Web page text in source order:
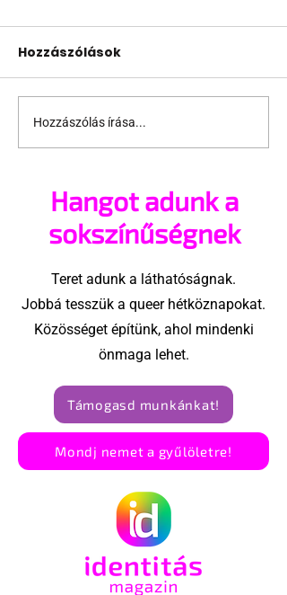
Jonathan Bailey új
szerepben tér vissza
Hozzászólások
Hozzászólás írása...
Hangot adunk a
sokszínűségnek
Teret adunk a láthatóságnak.
Jobbá tesszük a queer hétköznapokat.
Közösséget építünk, ahol mindenki
önmaga lehet.
Támogasd munkánkat!
Mondj nemet a gyűlöletre!